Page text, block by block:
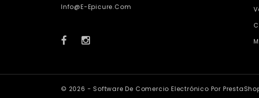
Info@e-Epicure.com
© 2026 - Software De Comercio Electrónico Por